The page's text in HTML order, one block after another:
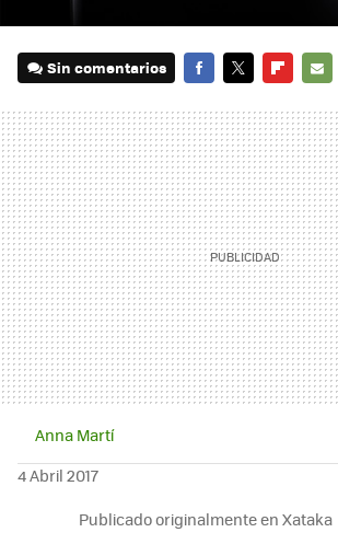
Sin comentarios
MAIL
Anna Martí
4 Abril 2017
Publicado originalmente en Xataka